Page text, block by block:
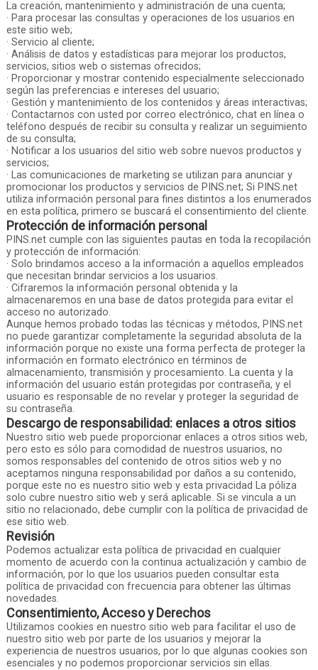
La creación, mantenimiento y administración de una cuenta;
· Para procesar las consultas y operaciones de los usuarios en
este sitio web;
· Servicio al cliente;
· Análisis de datos y estadísticas para mejorar los productos,
servicios, sitios web o sistemas ofrecidos;
· Proporcionar y mostrar contenido especialmente seleccionado
según las preferencias e intereses del usuario;
· Gestión y mantenimiento de los contenidos y áreas interactivas;
· Contactarnos con usted por correo electrónico, chat en línea o
teléfono después de recibir su consulta y realizar un seguimiento
de su consulta;
· Notificar a los usuarios del sitio web sobre nuevos productos y
servicios;
· Las comunicaciones de marketing se utilizan para anunciar y
promocionar los productos y servicios de PINS.net; Si PINS.net
utiliza información personal para fines distintos a los enumerados
en esta política, primero se buscará el consentimiento del cliente.
Protección de información personal
PINS.net cumple con las siguientes pautas en toda la recopilación
y protección de información:
· Solo brindamos acceso a la información a aquellos empleados
que necesitan brindar servicios a los usuarios.
· Cifraremos la información personal obtenida y la
almacenaremos en una base de datos protegida para evitar el
acceso no autorizado.
Aunque hemos probado todas las técnicas y métodos, PINS.net
no puede garantizar completamente la seguridad absoluta de la
información porque no existe una forma perfecta de proteger la
información en formato electrónico en términos de
almacenamiento, transmisión y procesamiento. La cuenta y la
información del usuario están protegidas por contraseña, y el
usuario es responsable de no revelar y proteger la seguridad de
su contraseña.
Descargo de responsabilidad: enlaces a otros sitios
Nuestro sitio web puede proporcionar enlaces a otros sitios web,
pero esto es sólo para comodidad de nuestros usuarios, no
somos responsables del contenido de otros sitios web y no
aceptamos ninguna responsabilidad por daños a su contenido,
porque este no es nuestro sitio web y esta privacidad La póliza
solo cubre nuestro sitio web y será aplicable. Si se vincula a un
sitio no relacionado, debe cumplir con la política de privacidad de
ese sitio web.
Revisión
Podemos actualizar esta política de privacidad en cualquier
momento de acuerdo con la continua actualización y cambio de
información, por lo que los usuarios pueden consultar esta
política de privacidad con frecuencia para obtener las últimas
novedades.
Consentimiento, Acceso y Derechos
Utilizamos cookies en nuestro sitio web para facilitar el uso de
nuestro sitio web por parte de los usuarios y mejorar la
experiencia de nuestros usuarios, por lo que algunas cookies son
esenciales y no podemos proporcionar servicios sin ellas.